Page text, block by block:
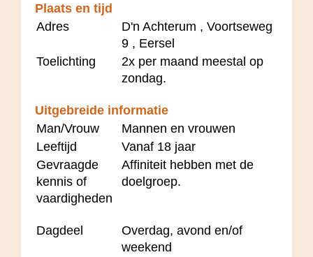
Plaats en tijd
Adres
D'n Achterum , Voortseweg
9 , Eersel
Toelichting
2x per maand meestal op
zondag.
Uitgebreide informatie
Man/Vrouw
Mannen en vrouwen
Leeftijd
Vanaf 18 jaar
Gevraagde
kennis of
vaardigheden
Affiniteit hebben met de
doelgroep.
Dagdeel
Overdag, avond en/of
weekend